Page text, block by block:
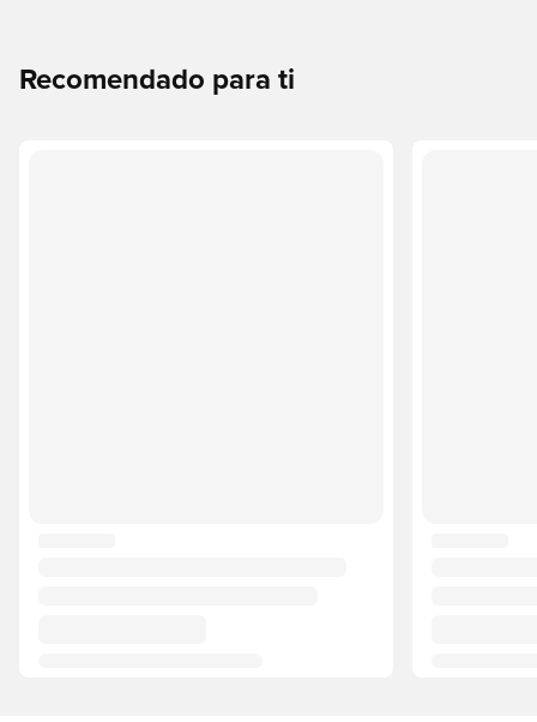
Recomendado para ti